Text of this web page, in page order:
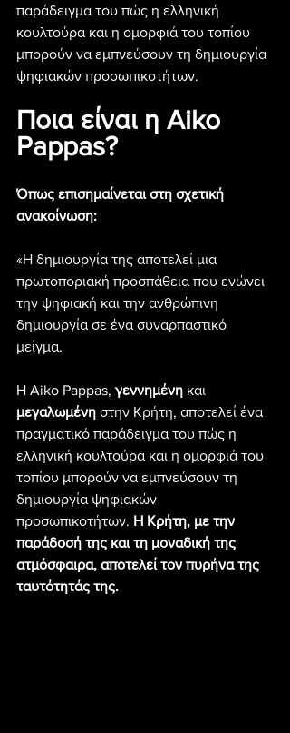
παράδειγμα του πώς η ελληνική
κουλτούρα και η ομορφιά του τοπίου
μπορούν να εμπνεύσουν τη δημιουργία
ψηφιακών προσωπικοτήτων.
Ποια είναι η Aiko
Pappas?
Όπως επισημαίνεται στη σχετική
ανακοίνωση:
«Η δημιουργία της αποτελεί μια
πρωτοποριακή προσπάθεια που ενώνει
την ψηφιακή και την ανθρώπινη
δημιουργία σε ένα συναρπαστικό
μείγμα.
Η Aiko Pappas, γεννημένη και
μεγαλωμένη στην Κρήτη, αποτελεί ένα
πραγματικό παράδειγμα του πώς η
ελληνική κουλτούρα και η ομορφιά του
τοπίου μπορούν να εμπνεύσουν τη
δημιουργία ψηφιακών
προσωπικοτήτων. Η Κρήτη, με την
παράδοσή της και τη μοναδική της
ατμόσφαιρα, αποτελεί τον πυρήνα της
ταυτότητάς της.